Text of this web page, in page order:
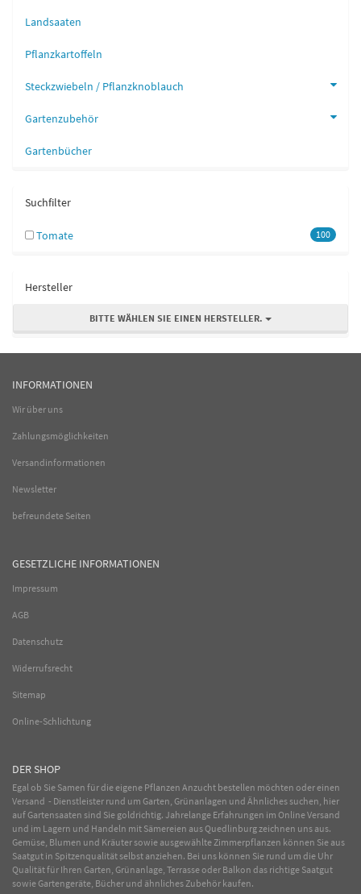
Landsaaten
Pflanzkartoffeln
Steckzwiebeln / Pflanzknoblauch
Gartenzubehör
Gartenbücher
Suchfilter
100
Tomate
Hersteller
BITTE WÄHLEN SIE EINEN HERSTELLER.
INFORMATIONEN
Wir über uns
Zahlungsmöglichkeiten
Versandinformationen
Newsletter
befreundete Seiten
GESETZLICHE INFORMATIONEN
Impressum
AGB
Datenschutz
Widerrufsrecht
Sitemap
Online-Schlichtung
DER SHOP
Egal ob Sie Samen für die eigene Pflanzen Anzucht bestellen möchten oder einen
Versand - Dienstleister rund um Garten, Grünanlagen und Ähnliches suchen, hier
auf Gartensaaten sind Sie goldrichtig. Jahrelange Erfahrungen im OnlineVersand
und im Lagern und Handeln mit Sämereien aus Quedlinburg zeichnen uns aus.
Gemüse, Blumen und Kräuter sowie ausgewählteZimmerpflanzen können Sie aus
Saatgut in Spitzenqualität selbst anziehen. Bei uns können Sie rund um die Uhr
Qualität für Ihren Garten, Grünanlage, Terrasse oder Balkon das richtige Saatgut
sowie Gartengeräte, Bücher und ähnliches Zubehör kaufen.